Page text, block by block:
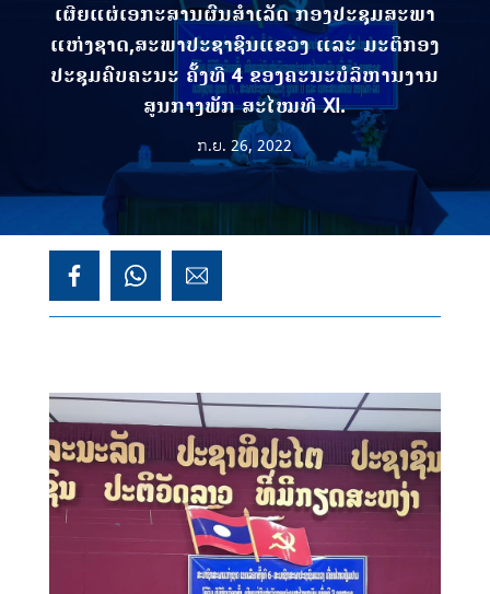
ເຜີຍແຜ່ເອກະສານຜົນສຳເລັດ ກອງປະຊຸມສະພາ
ແຫ່ງຊາດ,ສະພາປະຊາຊົນແຂວງ ແລະ ມະຕິກອງ
ປະຊຸມຄົບຄະນະ ຄັ້ງທີ 4 ຂອງຄະນະບໍລິຫານງານ
ສູນກາງພັກ ສະໄໝທີ XI.
ກ.ຍ. 26, 2022